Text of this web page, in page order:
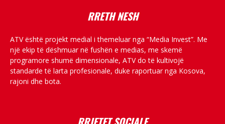
RRETH NESH
ATV është projekt medial i themeluar nga “Media Invest”. Me
një ekip të dëshmuar në fushën e medias, me skemë
programore shumë dimensionale, ATV do të kultivojë
standarde të larta profesionale, duke raportuar nga Kosova,
rajoni dhe bota.